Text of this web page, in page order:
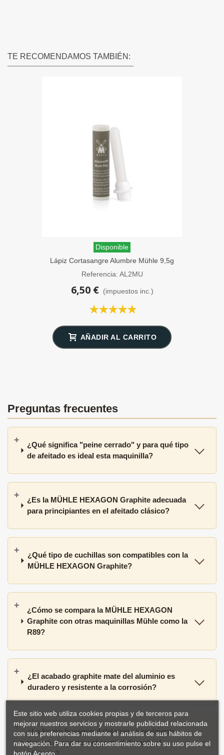
TE RECOMENDAMOS TAMBIÉN:
Disponible
Lápiz Cortasangre Alumbre Mühle 9,5g
Referencia: AL2MU
6,50 € (impuestos inc.)
AÑADIR AL CARRITO
Preguntas frecuentes
¿Qué significa "peine cerrado" y para qué tipo
de afeitado es ideal esta maquinilla?
¿Es la MÜHLE HEXAGON Graphite adecuada
para principiantes en el afeitado clásico?
¿Qué tipo de cuchillas son compatibles con la
MÜHLE HEXAGON Graphite?
¿Cómo se compara la MÜHLE HEXAGON
Graphite con otras maquinillas Mühle como la
R89?
¿El acabado graphite mate del aluminio es
duradero y resistente a la corrosión?
¿La forma hexagonal del mango realmente
mejora el agarre y el control durante el
afeitado?
Este sitio web utiliza cookies propias y de terceros para
mejorar nuestros servicios y mostrarle publicidad relacionada
con sus preferencias mediante el análisis de sus hábitos de
navegación. Para dar su consentimiento sobre su uso pulse el
botón Acepto.